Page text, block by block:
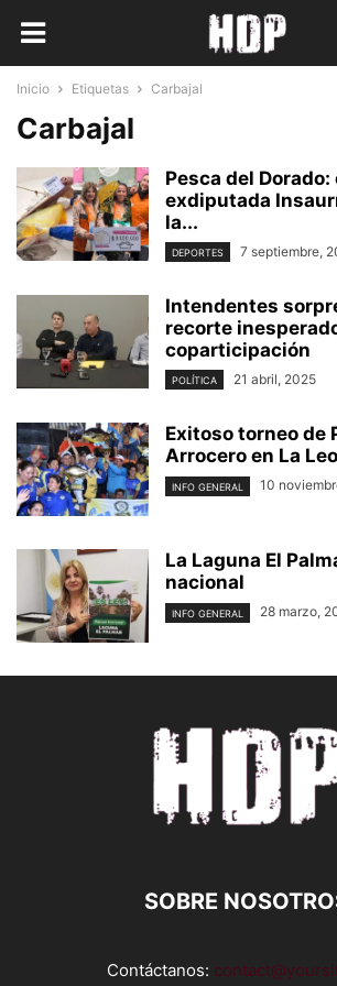
Inicio Etiquetas Carbajal
Carbajal
Pesca del
exdiputada
la...
DEPORTES 7 septiembre,
Intendentes
recorte
coparticipación
POLÍTICA 21 abril, 2025
Exitoso torneo de
Arrocero en La
INFO GENERAL 10
La Laguna El
nacional
INFO GENERAL 28 marzo,
SOBRE
Contáctanos: